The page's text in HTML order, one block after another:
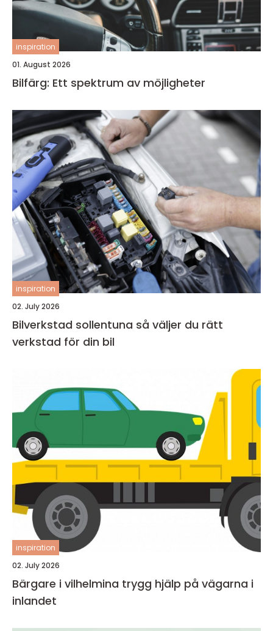
inspiration
01. August 2026
Bilfärg: Ett spektrum av möjligheter
inspiration
02. July 2026
Bilverkstad sollentuna så väljer du rätt
verkstad för din bil
inspiration
02. July 2026
Bärgare i vilhelmina trygg hjälp på vägarna i
inlandet